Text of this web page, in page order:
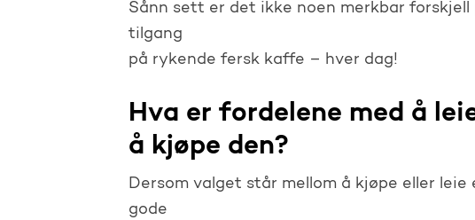
Sånn sett er det ikke noen merkbar forskjell
tilgang
på rykende fersk kaffe – hver dag!
Hva er fordelene med å
å kjøpe den?
Dersom valget står mellom å kjøpe eller
gode